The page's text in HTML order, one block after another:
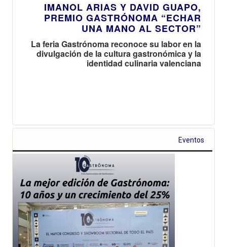
IMANOL ARIAS Y DAVID GUAPO,
PREMIO GASTRÓNOMA “ECHAR
UNA MANO AL SECTOR”
La feria Gastrónoma reconoce su labor en la
divulgación de la cultura gastronómica y la
identidad culinaria valenciana
Eventos